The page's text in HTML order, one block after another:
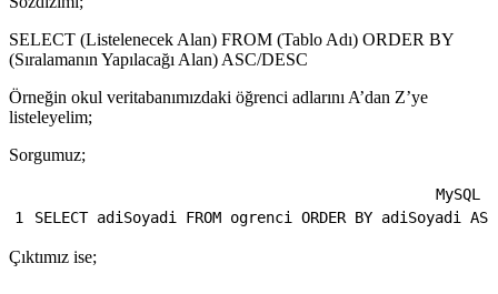
SELECT (Listelenecek Alan) FROM (Tablo Adı) ORDER BY
(Sıralamanın Yapılacağı Alan) ASC/DESC
Örneğin okul veritabanımızdaki öğrenci adlarını A’dan Z’ye
listeleyelim;
Sorgumuz;
MySQL
1
SELECT adiSoyadi FROM ogrenci ORDER BY adiSoyadi ASC
Çıktımız ise;